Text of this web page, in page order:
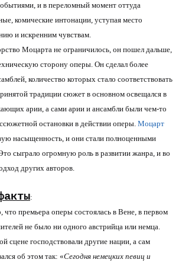
и в переломный момент оттуда
комические интонации, уступая место
и искренним чувствам.
Моцарта не ограничилось, он пошел дальше,
сторону оперы. Он сделал более
количество которых стало соответствовать
традиции сюжет в основном освещался в
арии, а сами арии и ансамбли были чем-то
остановки в действии оперы. Моцарт
насыщенность, и они стали полноценными
сыграло огромную роль в развитии жанра, и во
других авторов.
:
что премьера оперы состоялась в Вене, в первом
не было ни одного австрийца или немца.
сцене господствовали другие нации, а сам
об этом так: «Сегодня немецких певиц и